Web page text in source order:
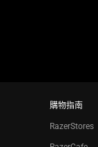
購物指南
RazerStores